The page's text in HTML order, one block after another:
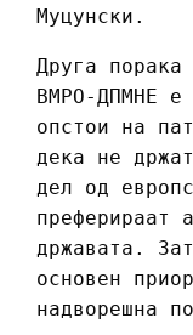
Муцунски.
Друга порака
ВМРО-ДПМНЕ е
опстои на
дека не
дел од
преферираат
државата.
основен
надворешна